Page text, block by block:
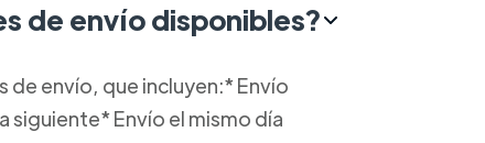
de envío disponibles?
envío, que incluyen:* Envío
Envío el mismo día